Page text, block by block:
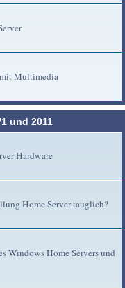
Multimedia
und 2011
Hardware
Home Server tauglich?
Windows Home Servers und